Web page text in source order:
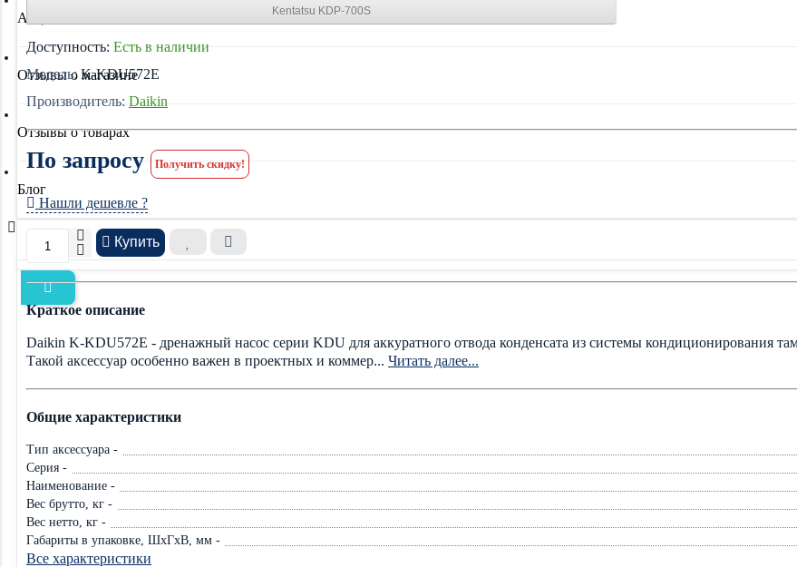
Акции
Отзывы о магазине
Отзывы о товарах
Блог
Kentatsu KDP-700S
Доступность: Есть в наличии
Модель: K-KDU572E
Производитель: Daikin
По запросу Получить скидку!
Нашли дешевле ?
Купить
Краткое описание
Daikin K-KDU572E - дренажный насос серии KDU для аккуратного отвода конденсата из системы кондиционирования
Такой аксессуар особенно важен в проектных и коммер... Читать далее...
Общие характеристики
Тип аксессуара -
Серия -
Наименование -
Вес брутто, кг -
Вес нетто, кг -
Габариты в упаковке, ШхГхВ, мм -
Все характеристики